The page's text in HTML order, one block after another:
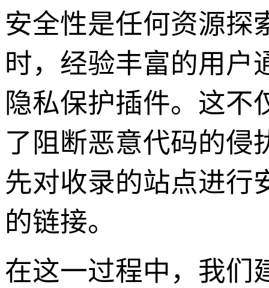
安全性是任何资源探
时，经验丰富的用户
隐私保护插件。这不
了阻断恶意代码的侵
先对收录的站点进行
的链接。
在这一过程中，我们